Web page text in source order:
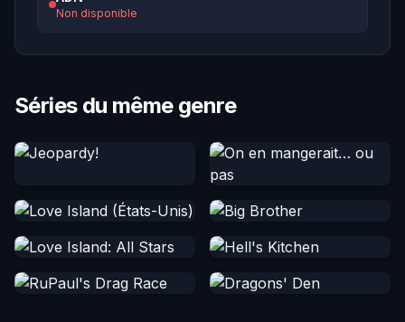
Non disponible
Séries du même genre